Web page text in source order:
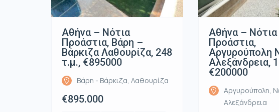
Αθήνα – Νότια
Προάστια, Βάρη –
Βάρκιζα Λαθουρίζα, 248
τ.μ., €895000
Βάρη - Βάρκιζα, Λαθουρίζα
€895.000
Αθήνα – Νότια
Προάστια,
Αργυρούπολη
Αλεξάνδρεια,
€200000
Αργυρούπολη,
Αλεξάνδρεια